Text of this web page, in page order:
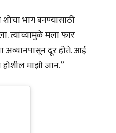
भाग बनण्यासाठी
त्यांच्यामुळे मला फार
अव्यानपासून दूर होते. आई
माझी जान.”